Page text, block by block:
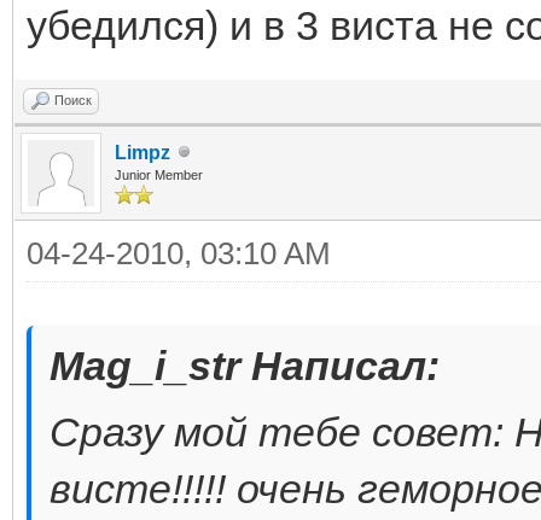
убедился) и в 3 виста не
Поиск
Limpz
Junior Member
04-24-2010, 03:10 AM
Mag_i_str Написал:
Сразу мой тебе совет:
висте!!!!! очень